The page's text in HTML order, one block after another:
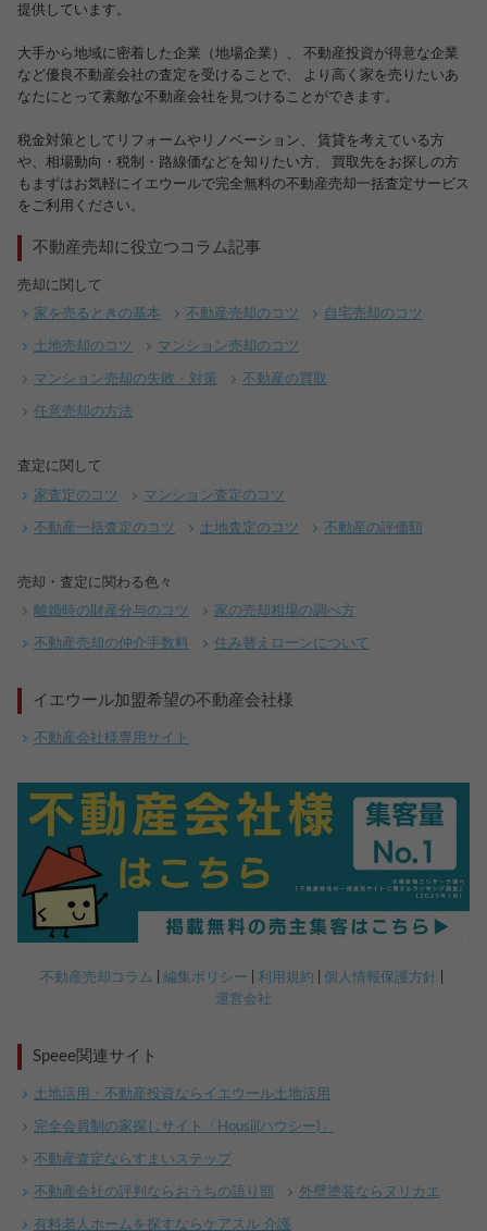
提供しています。
大手から地域に密着した企業（地場企業）、 不動産投資が得意な企業
など優良不動産会社の査定を受けることで、 より高く家を売りたいあ
なたにとって素敵な不動産会社を見つけることができます。
税金対策としてリフォームやリノベーション、 賃貸を考えている方
や、相場動向・税制・路線価などを知りたい方、 買取先をお探しの方
もまずはお気軽にイエウールで完全無料の不動産売却一括査定サービス
をご利用ください。
不動産売却に役立つコラム記事
売却に関して
家を売るときの基本 不動産売却のコツ 自宅売却のコツ
土地売却のコツ マンション売却のコツ
マンション売却の失敗・対策 不動産の買取
任意売却の方法
査定に関して
家査定のコツ マンション査定のコツ
不動産一括査定のコツ 土地査定のコツ 不動産の評価額
売却・査定に関わる色々
離婚時の財産分与のコツ 家の売却相場の調べ方
不動産売却の仲介手数料 住み替えローンについて
イエウール加盟希望の不動産会社様
不動産会社様専用サイト
不動産売却コラム 編集ポリシー 利用規約
個人情報保護方針
運営会社
Speee関連サイト
土地活用・不動産投資ならイエウール土地活用
完全会員制の家探しサイト「Housii(ハウシー)」
不動産査定ならすまいステップ
不動産会社の評判ならおうちの語り部 外壁塗装ならヌリカエ
有料老人ホームを探すならケアスル 介護
【完全無料】うちの価格いくら？
無料診断スタート